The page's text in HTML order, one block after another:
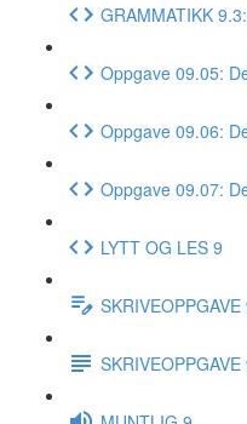
GRAMMATIKK
Oppgave 09.05:
Oppgave 09.06:
Oppgave 09.07:
LYTT OG LES 9
SKRIVEOPPGAVE